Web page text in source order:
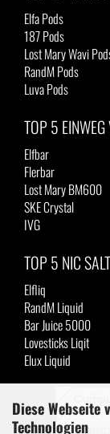
Diese Webseite
Technologien
Elfa Pods
187 Pods
Lost Mary Wavi
RandM Pods
Luva Pods
TOP 5 EINWEG
Elfbar
Flerbar
Lost Mary BM600
SKE Crystal
IVG
TOP 5 NIC
Elfliq
RandM Liquid
Bar Juice 5000
Lovesticks Liqit
Elux Liquid